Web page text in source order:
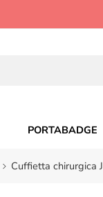
PORTABADGE
Cuffietta chirurgica